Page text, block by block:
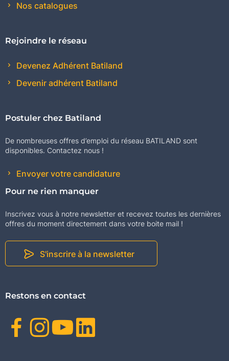
Nos catalogues
Rejoindre le réseau
Devenez Adhérent Batiland
Devenir adhérent Batiland
Postuler chez Batiland
De nombreuses offres d’emploi du réseau BATILAND sont
disponibles. Contactez nous !
Envoyer votre candidature
Pour ne rien manquer
Inscrivez vous à notre newsletter et recevez toutes les dernières
offres du moment directement dans votre boite mail !
S'inscrire à la newsletter
Restons en contact
Facebook
Instagram
Youtube